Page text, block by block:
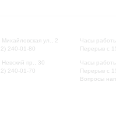
Михайловская ул., 2
240-01-80
Невский пр., 30
240-01-70
Часы
Перерыв с
Часы
Перерыв с
Вопросы